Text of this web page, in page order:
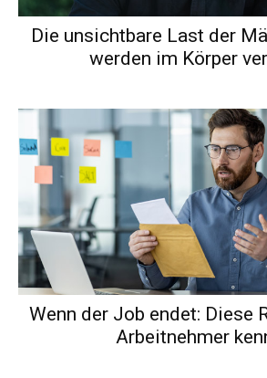
Die unsichtbare Last der
werden im Körper
Wenn der Job endet: Diese
Arbeitnehmer